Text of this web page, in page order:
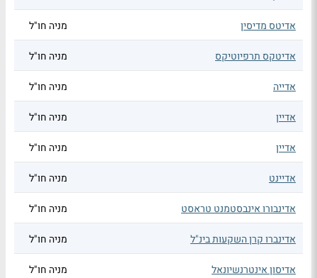
אדיטס מדיסין מניה חו"ל
אדיטקס תרפיוטיקס מניה חו"ל
אדייה מניה חו"ל
אדיין מניה חו"ל
אדיין מניה חו"ל
אדיינט מניה חו"ל
אדינבורו אינבסטמנט טראסט מניה חו"ל
אדינברו קרן השקעות בינ"ל מניה חו"ל
אדיסון אינטרנשיונאל מניה חו"ל